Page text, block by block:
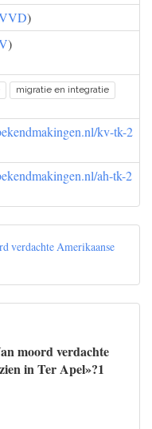
)
)
migratie en integratie
kv-tk-2
ah-tk-2
verdachte Amerikaanse
moord verdachte
in Ter Apel»?1